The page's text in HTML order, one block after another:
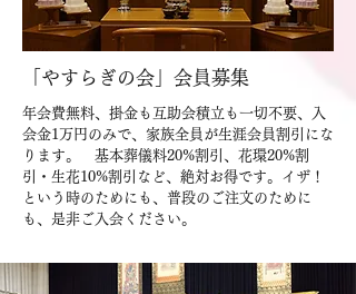
​「やすらぎの会」会員募集
年会費無料、掛金も互助会積立も一切不要、入
会金1万円のみで、家族全員が生涯会員割引にな
ります。 基本葬儀料20%割引、花環20%割
引・生花10%割引など、絶対お得です。イザ！
という時のためにも、普段のご注文のために
も、是非ご入会ください。